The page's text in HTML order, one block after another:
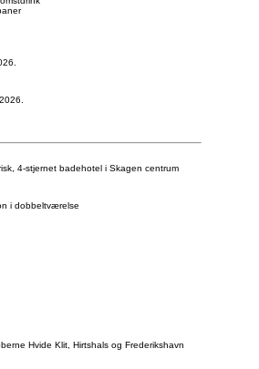
4-stjernet badehotel i Skagen centrum
i dobbeltværelse
Hvide Klit, Hirtshals og Frederikshavn